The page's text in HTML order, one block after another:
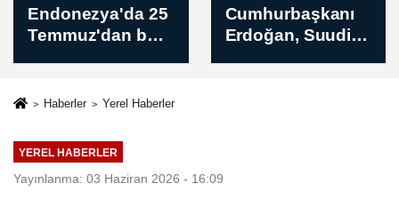
Cumhurbaşkanı
Erdoğan, Suudi
Aksa'dan yaz
sıcaklarında
Haberler Yerel Haberler
YEREL HABERLER
Yayınlanma: 03 Haziran 2026 - 16:09